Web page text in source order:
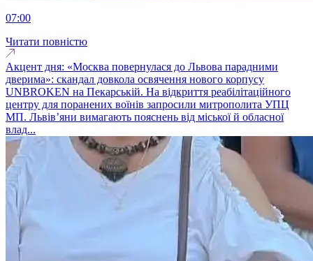
07:00
Читати повністю
Акцент дня: «Москва повернулася до Львова парадними
дверима»: скандал довкола освячення нового корпусу
UNBROKEN на Пекарській. На відкриття реабілітаційного
центру для поранених воїнів запросили митрополита УПЦ
МП. Львів’яни вимагають пояснень від міської й обласної
влад...